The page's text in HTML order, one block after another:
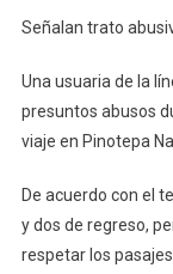
Señalan trato
Una usuaria de la
presuntos abusos
viaje en Pinotepa
De acuerdo con el
y dos de regreso,
respetar los